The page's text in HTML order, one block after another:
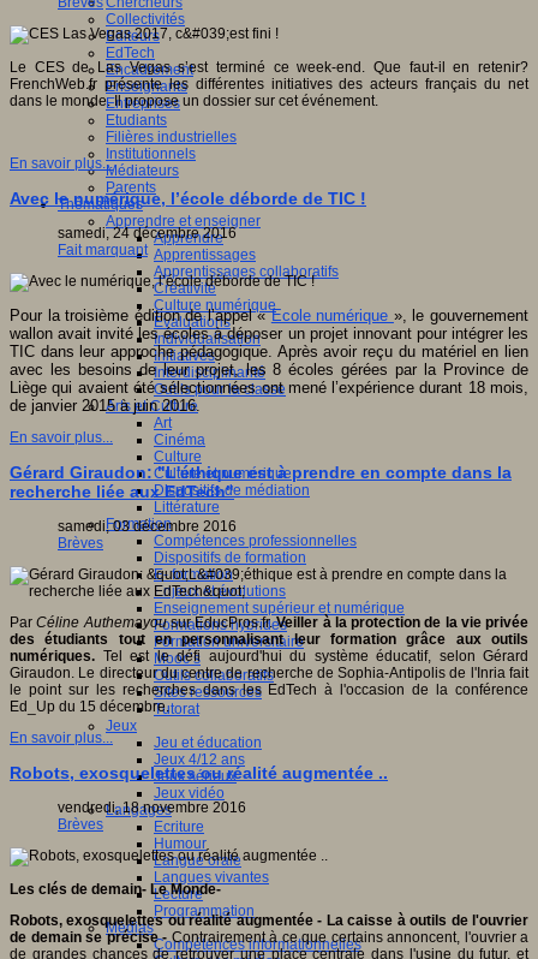
Collectivités
Editeurs
EdTech
Encadrement
Enseignants
Entreprises
Etudiants
Filières industrielles
Institutionnels
Médiateurs
Parents
Thématiques
Apprendre et enseigner
Apprendre
Apprentissages
Apprentissages collaboratifs
Créativité
Culture numérique
Evaluations
Individualisation
Initiatives
Interdisciplinarité
Outils pour la classe
Arts et Culture
Art
Cinéma
Culture
Culture et numérique
Dispositifs de médiation
Littérature
Formation
Compétences professionnelles
Dispositifs de formation
E- formation
Enjeux et évolutions
Enseignement supérieur et numérique
Formations hybrides
Formation universitaire
Mooc’s
Outils collaboratifs
Sites ressources
Tutorat
Jeux
Jeu et éducation
Jeux 4/12 ans
Jeux sérieux
Jeux vidéo
Langages
Ecriture
Humour
Langue orale
Langues vivantes
Lecture
Programmation
Médias
Compétences informationnelles
Le CES de Las Vegas s’est terminé ce week-end. Que faut-il en retenir?
FrenchWeb.fr présente les différentes initiatives des acteurs français du net
dans le monde. Il propose un dossier sur cet événement.
En savoir plus...
Avec le numérique, l’école déborde de TIC !
samedi, 24 décembre 2016
Fait marquant
Pour la troisième édition de l’appel «Ecole numérique », le gouvernement
wallon avait invité les écoles à déposer un projet innovant pour intégrer les
TIC dans leur approche pédagogique. Après avoir reçu du matériel en lien
avec les besoins de leur projet, les 8 écoles gérées par la Province de
Liège qui avaient été sélectionnées ont mené l’expérience durant 18 mois,
de janvier 2015 à juin 2016.
En savoir plus...
Gérard Giraudon: "L'éthique est à prendre en compte dans la
recherche liée aux EdTech"
samedi, 03 décembre 2016
Brèves
ParCéline Authemayousur EducPros.fr.Veiller à la protection de la vie privée
des étudiants tout en personnalisant leur formation grâce aux outils
numériques. Tel est le défi aujourd'hui du système éducatif, selon Gérard
Giraudon. Le directeur du centre de recherche de Sophia-Antipolis de l'Inria fait
le point sur les recherches dans les EdTech à l'occasion de la conférence
Ed_Up du 15 décembre.
En savoir plus...
Robots, exosquelettes ou réalité augmentée ..
vendredi, 18 novembre 2016
Brèves
Les clés de demain- Le Monde-
Robots, exosquelettes ou réalité augmentée - La caisse à outils de l'ouvrier
de demain se précise -Contrairement à ce que certains annoncent, l'ouvrier a
de grandes chances de retrouver une place centrale dans l'usine du futur, et